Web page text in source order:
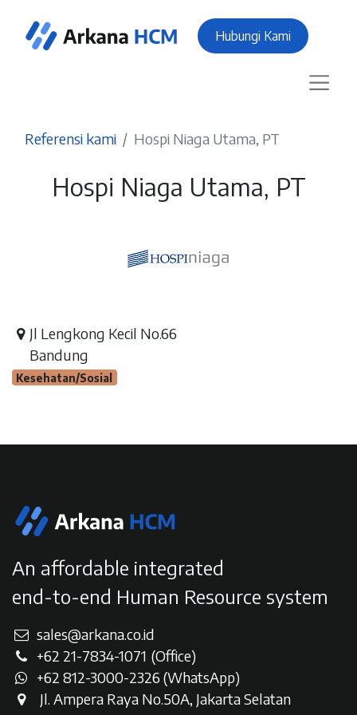
Hubungi Kami
Referensi kami Hospi Niaga Utama, PT
Hospi Niaga Utama, PT
Jl Lengkong Kecil No.66
Bandung
Kesehatan/Sosial
An affordable integrated
end-to-end Human Resource system
sales@arkana.co.id
+62 21-7834-1071 (Office)
+62 812-3000-2326 (WhatsApp)
Jl. Ampera Raya No.50A, Jakarta Selatan​